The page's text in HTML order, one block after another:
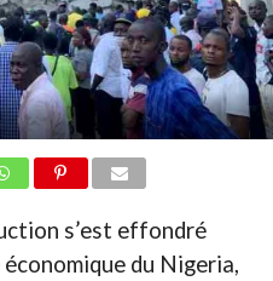
s’est effondré
du Nigeria,